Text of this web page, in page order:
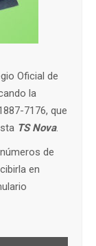
Oficial de
la
7176, que
TS Nova.
de
en